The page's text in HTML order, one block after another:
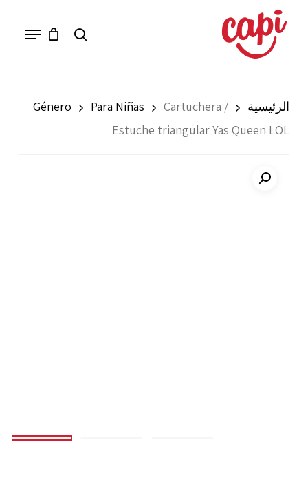
Menu
الرئيسية Género Para Niñas
Cartuchera /
Estuche triangular Yas Queen LOL